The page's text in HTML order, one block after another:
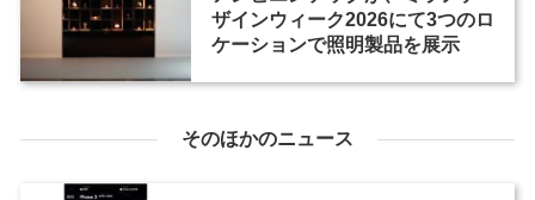
ザインウィーク2026にて3つのロ
ケーションで照明製品を展示
そのほかのニュース